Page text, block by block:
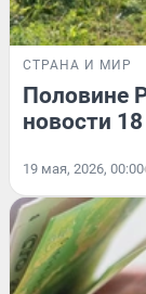
СТРАНА И МИР
Половине
новости
19 мая, 2026, 00:00